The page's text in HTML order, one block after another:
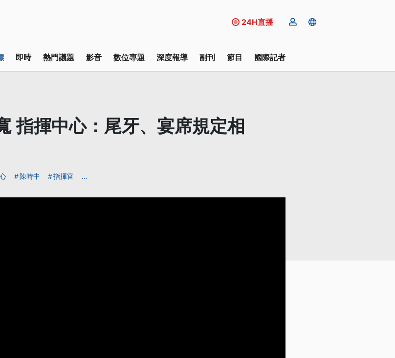
24H直播
即時 熱門議題 影音 數位專題 深度報導 副刊 節目 國際記者
指揮中心：尾牙、宴席規定相
陳時中 指揮官 ...